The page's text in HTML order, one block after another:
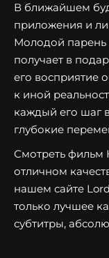
В ближайшем
приложения и
Молодой парень
получает в
его восприятие
к иной
каждый его шаг
глубокие
Смотреть фильм
отличном
нашем сайте
только лучшее
субтитры,